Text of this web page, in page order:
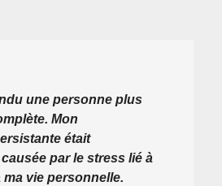
une personne plus
Mon
était
par le stress lié à
ma vie personnelle.